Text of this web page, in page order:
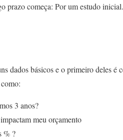
prazo começa: Por um estudo
dados básicos e o primeiro deles é
3 anos?
meu orçamento
% ?